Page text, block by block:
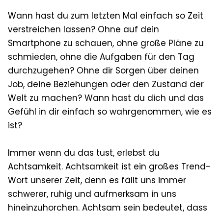
Wann hast du zum letzten Mal einfach so Zeit
verstreichen lassen? Ohne auf dein
Smartphone zu schauen, ohne große Pläne zu
schmieden, ohne die Aufgaben für den Tag
durchzugehen? Ohne dir Sorgen über deinen
Job, deine Beziehungen oder den Zustand der
Welt zu machen? Wann hast du dich und das
Gefühl in dir einfach so wahrgenommen, wie es
ist?
Immer wenn du das tust, erlebst du
Achtsamkeit. Achtsamkeit ist ein großes Trend-
Wort unserer Zeit, denn es fällt uns immer
schwerer, ruhig und aufmerksam in uns
hineinzuhorchen. Achtsam sein bedeutet, dass